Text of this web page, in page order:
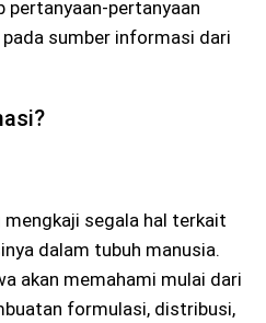
pertanyaan-pertanyaan
sumber informasi dari
segala hal terkait
dalam tubuh manusia.
akan memahami mulai dari
formulasi, distribusi,